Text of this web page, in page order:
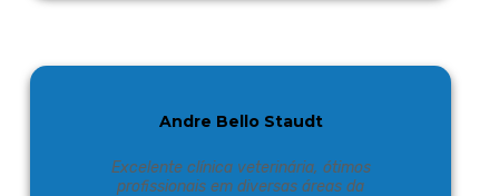
Andre Bello Staudt
Excelente clínica veterinária, ótimos
profissionais em diversas áreas da